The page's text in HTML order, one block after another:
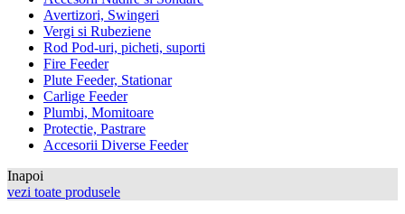
Avertizori, Swingeri
Vergi si Rubeziene
Rod Pod-uri, picheti, suporti
Fire Feeder
Plute Feeder, Stationar
Carlige Feeder
Plumbi, Momitoare
Protectie, Pastrare
Accesorii Diverse Feeder
Inapoi
vezi toate produsele